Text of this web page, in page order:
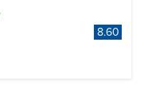
8.60